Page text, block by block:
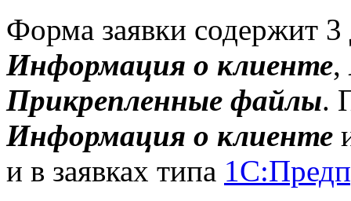
Форма заявки содержит
Информация о клиенте,
Прикрепленные файлы.
Информация о клиенте
и в заявках типа